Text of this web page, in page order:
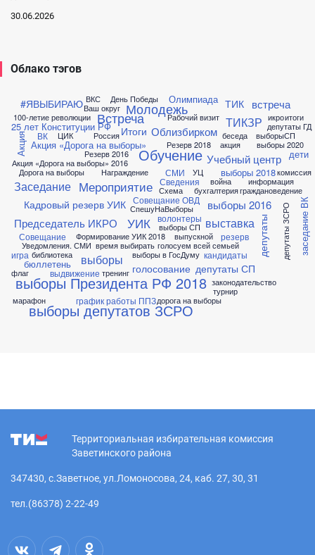
30.06.2026
Облако тэгов
#ЯВЫБИРАЮ
100-летие революции
25 лет Конституции РФ
Акция Акция «Дорога на выборы»
Акция «Дорога на выборы» 2016
ВК
ВКС
Ваш округ
Встреча
День Победы
Дорога на выборы
Заседание
Итоги
Кадровый резерв УИК
Мероприятие
Молодежь
Награждение
Облизбирком
Обучение
Олимпиада
Председатель ИКРО
Рабочий визит
Резерв 2016
Резерв 2018
Россия
СМИ
Сведения
Совещание
Совещание ОВД
СпешуНаВыборы
Схема
ТИК
ТИКЗР
УИК
УЦ
Уведомления. СМИ
Учебный центр
Формирование УИК 2018
ЦИК
акция
беседа
библиотека
бухгалтерия
бюллетень
война
волонтеры
время выбирать
встреча
выборы
выборы 2016
выборы 2018
выборы 2020
выборы Президента РФ 2018
выборы СП
выборы в ГосДуму
выборы депутатов ЗСРО
выборыСП
выдвижение
выпускной
выставка
голосование
голосуем всей семьей
граждановедение
график работы ППЗ
депутаты
депутаты ГД
депутаты ЗСРО
депутаты СП
дети
дорога на выборы
законодательство
заседание ВК
игра
икро
информация
итоги
кандидаты
комиссия
марафон
резерв
тренинг
турнир
флаг
Территориальная избирательная комиссия
Заветинского района
347430, с.Заветное, ул.Ломоносова, 24, каб. 27, 30, 31
тел.(86378) 2-22-49